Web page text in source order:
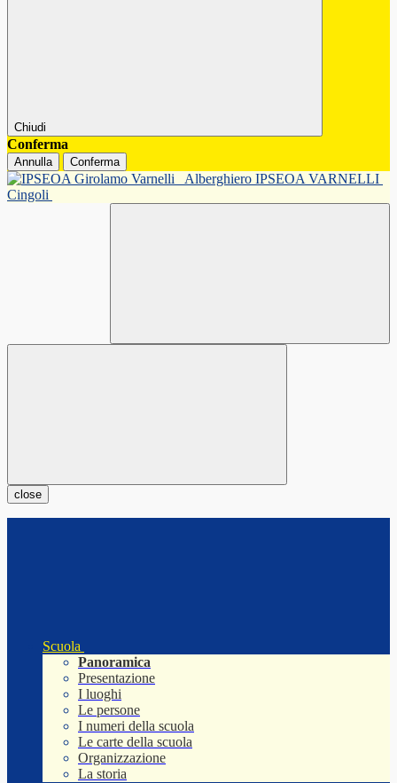
Chiudi
Conferma
Annulla Conferma
Alberghiero IPSEOA VARNELLI
Cingoli
close
Scuola
Panoramica
Presentazione
I luoghi
Le persone
I numeri della scuola
Le carte della scuola
Organizzazione
La storia